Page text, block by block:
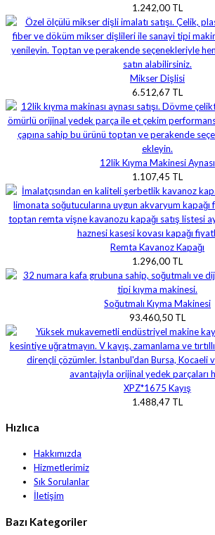
1.242,00 TL
Mikser Dişlisi
6.512,67 TL
12lik Kıyma Makinesi Aynası
1.107,45 TL
Remta Kavanoz Kapağı
1.296,00 TL
Soğutmalı Kıyma Makinesi
93.460,50 TL
XPZ*1675 Kayış
1.488,47 TL
Hızlıca
Hakkımızda
Hizmetlerimiz
Sık Sorulanlar
İletişim
Bazı Kategoriler